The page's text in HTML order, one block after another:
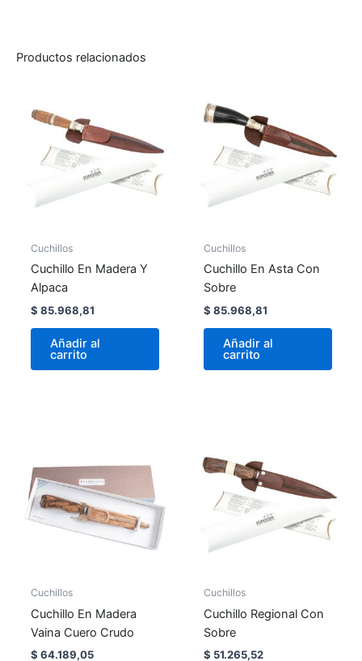
Productos relacionados
Cuchillos
Cuchillo En Madera Y
Alpaca
$ 85.968,81
Añadir al
carrito
Cuchillos
Cuchillo En Asta Con
Sobre
$ 85.968,81
Añadir al
carrito
Cuchillos
Cuchillo En Madera
Vaina Cuero Crudo
$ 64.189,05
Cuchillos
Cuchillo Regional Con
Sobre
$ 51.265,52